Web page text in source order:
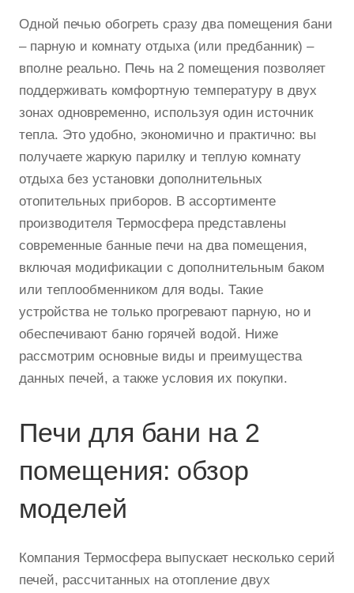
Одной печью обогреть сразу два помещения бани
– парную и комнату отдыха (или предбанник) –
вполне реально. Печь на 2 помещения позволяет
поддерживать комфортную температуру в двух
зонах одновременно, используя один источник
тепла. Это удобно, экономично и практично: вы
получаете жаркую парилку и теплую комнату
отдыха без установки дополнительных
отопительных приборов. В ассортименте
производителя Термосфера представлены
современные банные печи на два помещения,
включая модификации с дополнительным баком
или теплообменником для воды. Такие
устройства не только прогревают парную, но и
обеспечивают баню горячей водой. Ниже
рассмотрим основные виды и преимущества
данных печей, а также условия их покупки.
Печи для бани на 2
помещения: обзор
моделей
Компания Термосфера выпускает несколько серий
печей, рассчитанных на отопление двух